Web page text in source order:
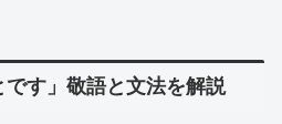
です」敬語と文法を解説